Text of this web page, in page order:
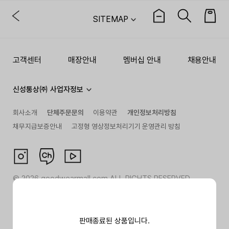
판매종료된 상품입니다.
SITEMAP
고객센터 매장안내 멤버십 안내 채용안내
신성통상㈜ 사업자정보
회사소개 단체주문문의 이용약관
개인정보처리방침
채무지급보증안내
고정형 영상정보처리기기 운영관리 방침
©2026goodwearmall.com ALL RIGHTS RESERVED